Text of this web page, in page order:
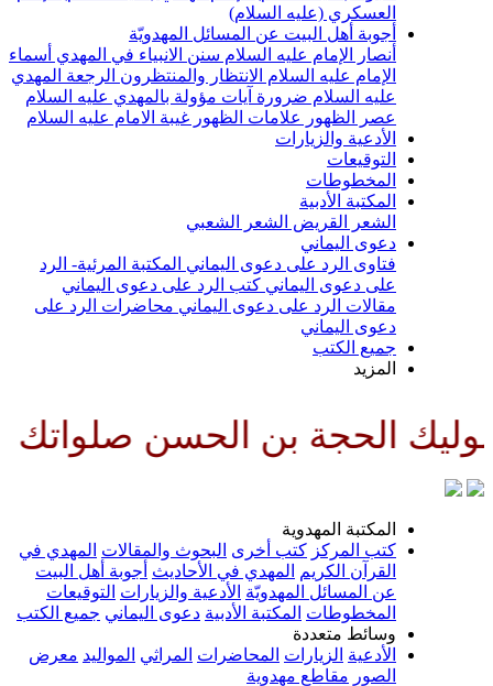
العسكري (عليه السلام)
أجوبة أهل البيت عن المسائل المهدويّة
أنصار الإمام عليه السلام سنن الانبياء في المهدي أسماء
الإمام عليه السلام الانتظار والمنتظرونالرجعةالمهدي
عليه السلام ضرورةآيات مؤولة بالمهدي عليه السلام
عصر الظهورعلامات الظهورغيبة الامام عليه السلام
الأدعية والزيارات
المخطوطات
المكتبة الأدبية
الشعر القريضالشعر الشعبي
دعوى اليماني
فتاوى الرد على دعوى اليمانيالمكتبة المرئية- الرد
على دعوى اليمانيكتب الرد على دعوى اليماني
مقالات الرد على دعوى اليمانيمحاضرات الرد على
دعوى اليماني
جميع الكتب
عليه وعلى آبائه في
المكتبة المهدوية
كتب المركز
كتب أخرى البحوث والمقالات المهدي في
القرآن الكريم المهدي في الأحاديث أجوبة أهل البيت
عن المسائل المهدويّة الأدعية والزيارات التوقيعات
المكتبة الأدبية دعوى اليماني جميع الكتب
وسائط متعددة
الزيارات المحاضرات المراثي المواليد
معرض
مقاطع مهدوية